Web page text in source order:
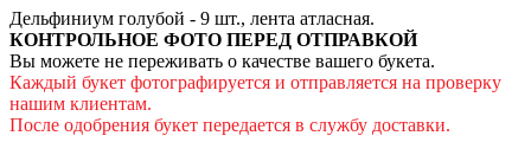
Дельфиниум голубой - 9 шт., лента атласная.
КОНТРОЛЬНОЕ ФОТО ПЕРЕД ОТПРАВКОЙ
Вы можете не переживать о качестве вашего букета.
Каждый букет фотографируется и отправляется на проверку
нашим клиентам.
После одобрения букет передается в службу доставки.